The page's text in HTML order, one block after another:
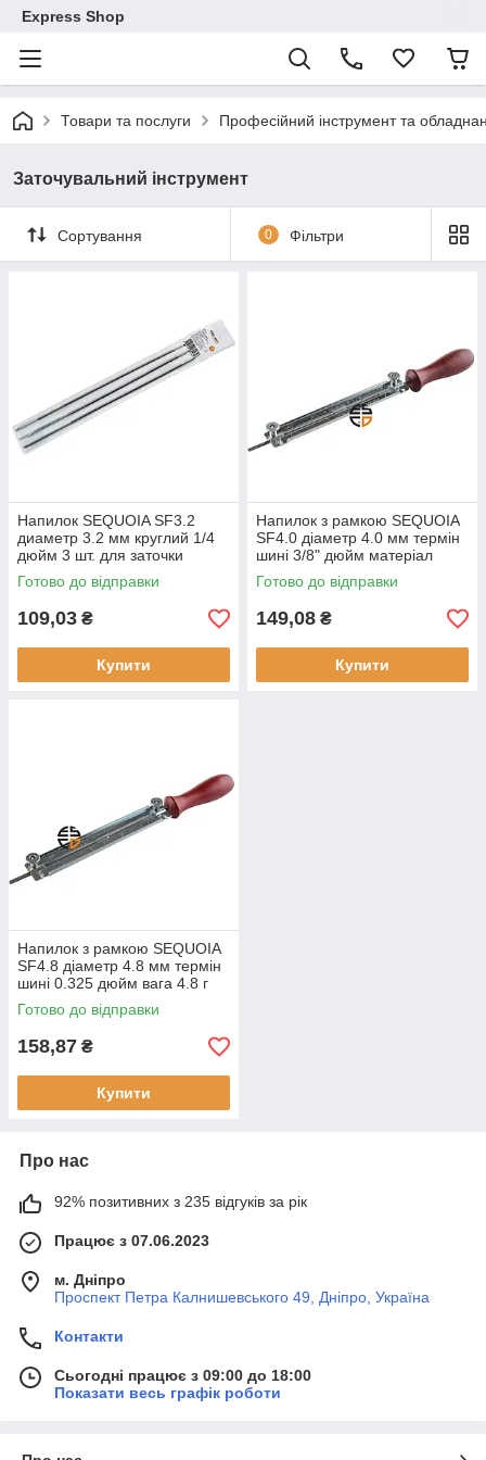
Express Shop
Товари та послуги Професійний інструмент та
Заточувальний інструмент
Сортування 0 Фільтри
Напилок SEQUOIA SF3.2
диаметр 3.2 мм круглий 1/4
дюйм 3 шт. для заточки
ланцюгів и ріжучих
інструментів
Готово до відправки
109,03 ₴
Купити
Напилок з рамкою SEQUOIA
SF4.0 діаметр 4.0 мм термін
шині 3/8" дюйм матеріал
ручки пластмаса
Готово до відправки
149,08 ₴
Купити
Напилок з рамкою SEQUOIA
SF4.8 діаметр 4.8 мм термін
шині 0.325 дюйм вага 4.8 г
матеріал ручки дерево
Готово до відправки
158,87 ₴
Купити
Про нас
92% позитивних з 235 відгуків за рік
Працює з 07.06.2023
м. Дніпро
Проспект Петра Калнишевського 49, Дніпро, Україна
Контакти
Сьогодні працює з 09:00 до 18:00
Показати весь графік роботи